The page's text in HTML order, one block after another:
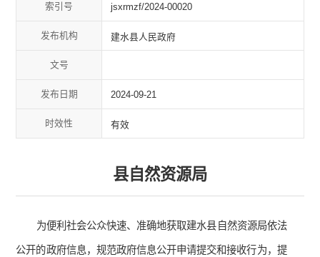
索引号 jsxrmzf/2024-00020
发布机构 建水县人民政府
文号
发布日期 2024-09-21
时效性 有效
县自然资源局
为便利社会公众快速、准确地获取建水县自然资源局依法
公开的政府信息，规范政府信息公开申请提交和接收行为，提